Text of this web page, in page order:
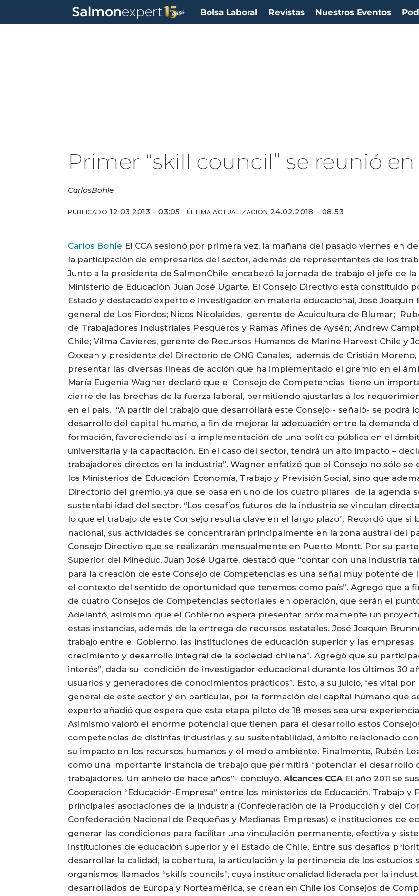
Bolsa Laboral Revistas Nuestros Eventos
Primer “skill council” se reunió
CarlosBohle
PUBLICADO 12.03.2013 - 03:05 ÚLTIMA ACTUALIZACIÓN 24.02.2018 - 08:53
Carlos Bohle El CCA sesionó por primera vez, la mañana del pasado viernes en
la participación de empresarios del sector, además de representantes de los
Junto a la presidenta de SalmonChile, encabezó la jornada de trabajo el jefe de
Ministerio de Educación, Juan José Ugarte. El Consejo Directivo está constituido
Estado y destacado experto e investigador en materia educacional, José
general de Los Fiordos; Nicos Nicolaides, gerente de Acuicultura de Blumar;
de Trabajadores Industriales Pesqueros y Ramas Afines de Aysén; Andrew
Chile; Vilma Cavieres, gerente de Recursos Humanos de Marine Harvest Chile y
Oxxean y presidente del Directorio de ONG Canales, además de Cristián
presentar las diversas líneas de acción que ha implementado el gremio en el
María Eugenia Wagner declaró que el Consejo de Competencias tiene un
cierre de las brechas de la fuerza laboral, permitiendo ajustarlas a los
en el país. “A partir del trabajo que desarrollará este Consejo - señaló- se
desarrollo del capital humano, a fin de mejorar la adecuación entre la demanda
formación, favoreciendo así la implementación de una política pública en el
universitaria y la capacitación. En el caso del sector, tendrá un alto impacto –
trabajadores directos en la industria”. Wagner enfatizó que el Consejo no sólo
los Ministerios de Educación, Economía, Trabajo y Previsión Social, sino que
Directorio del gremio, ya que se basa en uno de los cuatro pilares de la agenda
sustentabilidad del sector. “Los desafíos futuros de la industria se vinculan
lo que el trabajo de este Consejo resulta clave en el largo plazo”. Recordó que si
nacional, sus actividades se concentrarán principalmente en la zona austral del
Consejo Directivo que se realizarán mensualmente en Puerto Montt. Por su
Superior del Mineduc, Juan José Ugarte, destacó que “contar con una industria
para la creación de este Consejo de Competencias es una señal muy potente de
el contexto del sentido de oportunidad que tenemos como país”. Agregó que a
de cuatro Consejos de Competencias sectoriales en operación, que serán el
Adelantó, asimismo, que el Gobierno espera presentar próximamente un
estas instancias, además de la entrega de recursos estatales. José Joaquín
trabajo entre el Gobierno, las instituciones de educación superior y las empresas
crecimiento y desarrollo integral de la sociedad chilena”. Agregó que su
interés”, dada su condición de investigador educacional durante los últimos 30
usuarios y generadores de conocimientos prácticos”. Esto, a su juicio, “es vital
general de este sector y en particular, por la formación del capital humano que
experto añadió que espera que esta etapa piloto de 18 meses sea una
Asimismo valoró el enorme potencial que tienen para el desarrollo estos
competencias de distintas industrias y su sustentabilidad, ámbito relacionado
su impacto en los recursos humanos y el medio ambiente. Finalmente, Rubén
como una importante instancia de trabajo que permitirá “potenciar el desarrollo
trabajadores. Un anhelo de hace años”- concluyó.Alcances CCA El año 2011 se
Cooperacion “Educación-Empresa” entre los ministerios de Educación, Trabajo y
principales asociaciones de la industria (Confederación de la Producción y del
Confederación Nacional de Pequeñas y Medianas Empresas) e instituciones de
generar las condiciones para facilitar una vinculación permanente, efectiva y
instituciones de educación superior y el Estado de Chile. Entre sus desafíos
desarrollar la calidad, la cobertura, la articulación y la pertinencia de los estudios
organismos llamados “skills councils”, cuya institucionalidad liderada por la
desarrollados de Europa y Norteamérica, se crean en Chile los Consejos de